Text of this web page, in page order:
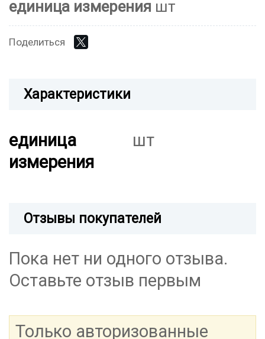
единица измерения шт
Поделиться
Характеристики
единица
измерения
шт
Отзывы покупателей
Пока нет ни одного отзыва.
Оставьте отзыв первым
Только авторизованные